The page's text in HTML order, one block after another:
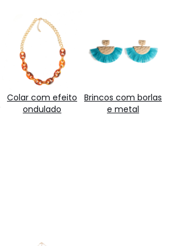
Colar com efeito
ondulado
Brincos com borlas
e metal